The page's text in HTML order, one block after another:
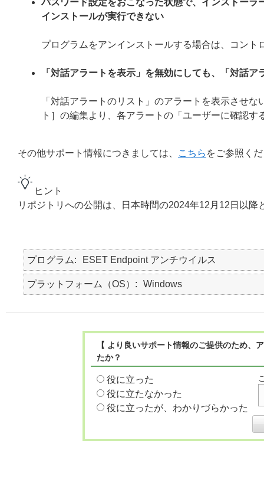
パスワード設定をおこなった状態で、インストー
インストールが実行できない
プログラムをアンインストールする場合は、コン
「対話アラートを表示」を無効にしても、「対話
「対話アラートのリスト」のアラートを表示させ
ト］の編集より、各アラートの「ユーザーに確認
その他サポート情報につきましては、 こちら をご参照く
ヒント
リポジトリへの公開は、日本時間の2024年12月12日以降
プログラム ESET Endpoint アンチウイルス
プラットフォーム（OS） Windows
【 より良いサポート情報のご提供のため
たか？
役に立った
役に立たなかった
役に立ったが、わかりづらかった